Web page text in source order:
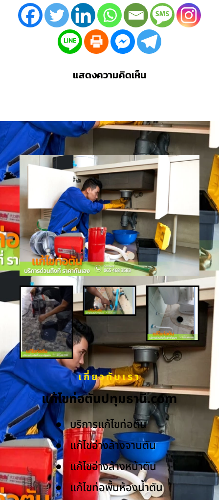
แสดงความคิดเห็น
เกี่ยวกับเรา
แก้ไขท่อตันปทุมธานี.com
บริการแก้ไขท่อตัน
แก้ไขอ่างล้างจานตัน
แก้ไขอ่างล้างหน้าตัน
แก้ไขท่อพื้นห้องน้ำตัน